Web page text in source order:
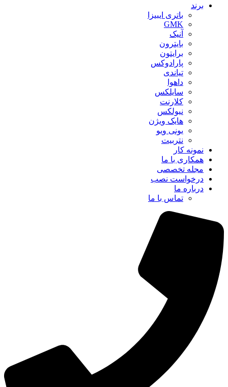
برند
باتری ایبیزا
GMK
آنیک
بایترون
برایتون
پارادوکس
تیاندی
داهوا
سایلکس
کلارنت
نیولکس
هایک ویژن
یونی ویو
نتربیت
نمونه کار
همکاری با ما
مجله تخصصی
درخواست نصب
درباره ما
تماس با ما